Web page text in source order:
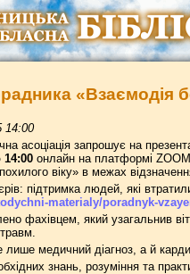
«Взаємодія
14:00
асоціація запрошує на
14:00 онлайн на платформі ZOOM.
віку» в межах
підтримка людей, які
materialy/poradnyk-
фахівцем, який узагальнив
медичний діагноз, а й
знань, розуміння та